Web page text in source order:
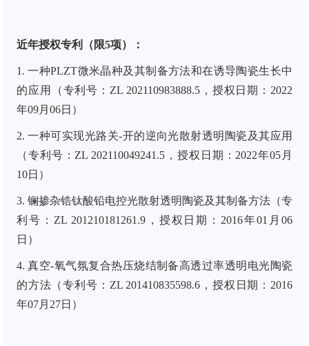
近年授权专利（限5项）：
1.一种PLZT微米晶种及其制备方法和在诱导陶瓷生长中
的应用
（专利号： ZL 202110983888.5，授权日期： 2022
年09月 06日）
2.一种可实现光路关-开的逆向光散射透明陶瓷及其应用
（专利号： ZL 202110049241.5 ，授权日期： 2022年05 月
10日）
3. 镧掺杂锆钛酸铅电控光散射透明陶瓷及其制备方法 （专
利号： ZL 201210181261.9，授权日期： 2016年01 月06
日）
4.真空-氧气氛复合热压烧结制备高透过率透明电光陶瓷
的方法 （专利号： ZL 201410835598.6 ，授权日期： 2016
年07月 27日）